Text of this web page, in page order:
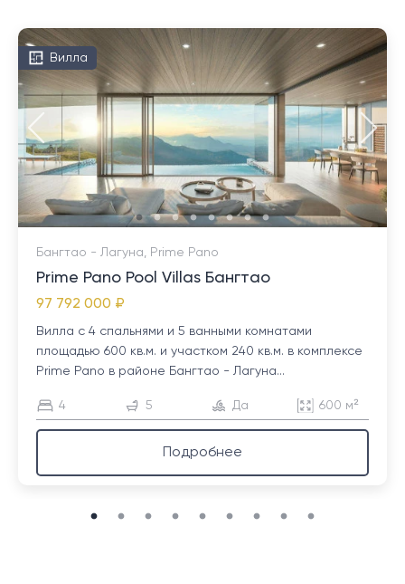
Вилла
Бангтао - Лагуна, Prime Pano
Prime Pano Pool Villas Бангтао
97 792 000 ₽
Вилла с 4 спальнями и 5 ванными комнатами
площадью 600 кв.м. и участком 240 кв.м. в комплексе
Prime Pano в районе Бангтао - Лагуна...
4 5 Да 600 м²
Подробнее